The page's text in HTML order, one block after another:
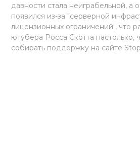
давности стала неиграбельной, а
появился из-за "серверной
лицензионных ограничений", что
ютубера Росса Скотта настолько,
собирать поддержку на сайте